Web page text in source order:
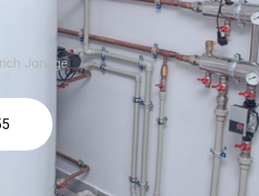
Jonage